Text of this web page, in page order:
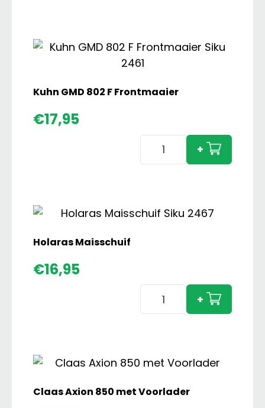
Editie
aantal
Kuhn GMD 802 F Frontmaaier
€17,95
Kuhn
GMD
Frontmaaier
aantal
+
Holaras Maisschuif
€16,95
Holaras
Maisschuif
+
Claas Axion 850 met Voorlader